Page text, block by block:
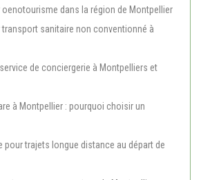
oenotourisme dans la région de Montpellier
transport sanitaire non conventionné à
de conciergerie à Montpelliers et
à Montpellier : pourquoi choisir un
pour trajets longue distance au départ de